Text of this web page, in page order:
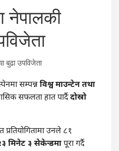
नेपालकी
सम्पन्नविश्व माउन्टेन तथा
सफलता हात पार्दैदोस्रो
उनले ८१
मिनेट ३ सेकेन्डमापूरा गर्दै